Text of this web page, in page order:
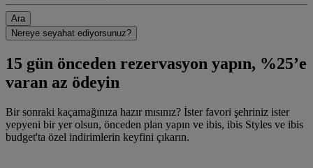
Ara
Nereye seyahat ediyorsunuz?
15 gün önceden rezervasyon yapın, %25’e
varan az ödeyin
Bir sonraki kaçamağınıza hazır mısınız? İster favori şehriniz ister
yepyeni bir yer olsun, önceden plan yapın ve ibis, ibis Styles ve ibis
budget'ta özel indirimlerin keyfini çıkarın.